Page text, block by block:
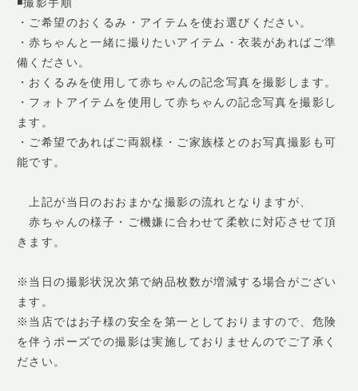
・ご希望のおくるみ・アイテムを使お選びください。
・赤ちゃんと一緒に撮りたいアイテム・衣装があればご準
備ください。
・おくるみを使用して赤ちゃんの記念写真を撮影します。
・フォトアイテムを使用して赤ちゃんの記念写真を撮影し
ます。
・ご希望であればご両親様・ご家族様とのお写真撮影も可
能です。
上記が当日のおおまかな撮影の流れとなりますが、
赤ちゃんの様子・ご機嫌に合わせて柔軟に対応させて頂
きます。
※当日の撮影状況次第で納品枚数が増減する場合がござい
ます。
※当店ではお子様の安全を第一としておりますので、危険
を伴うポーズでの撮影は実施しておりませんのでご了承く
ださい。